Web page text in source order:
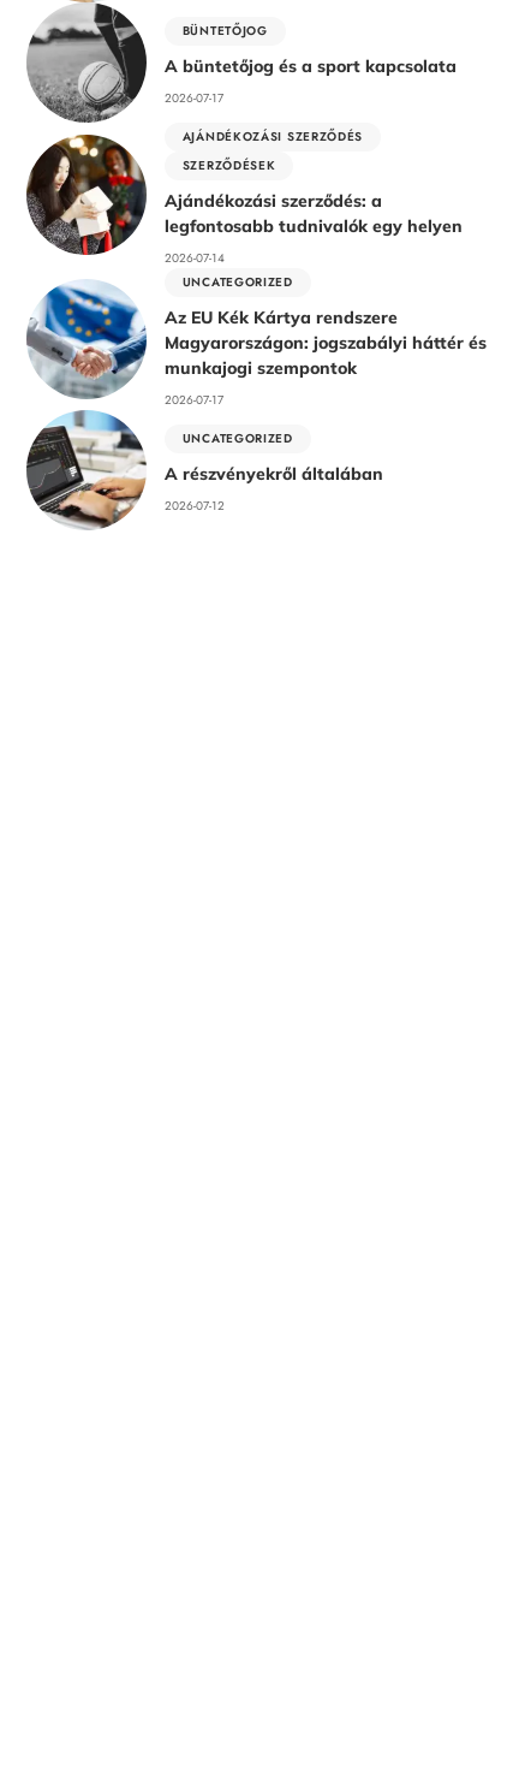
BÜNTETŐJOG
A büntetőjog és a sport kapcsolata
2026-07-17
AJÁNDÉKOZÁSI SZERZŐDÉS
SZERZŐDÉSEK
Ajándékozási szerződés: a
legfontosabb tudnivalók egy helyen
2026-07-14
UNCATEGORIZED
Az EU Kék Kártya rendszere
Magyarországon: jogszabályi háttér és
munkajogi szempontok
2026-07-17
UNCATEGORIZED
A részvényekről általában
2026-07-12